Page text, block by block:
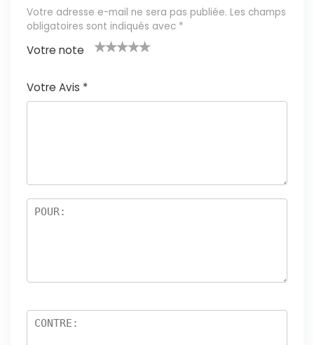
Votre adresse e-mail ne sera pas publiée. Les champs
obligatoires sont indiqués avec *
Votre note
t
5
s
5
Votre Avis *